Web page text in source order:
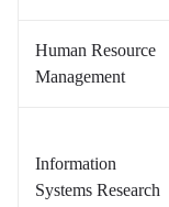
Human Resource
Management
Information
Systems Research